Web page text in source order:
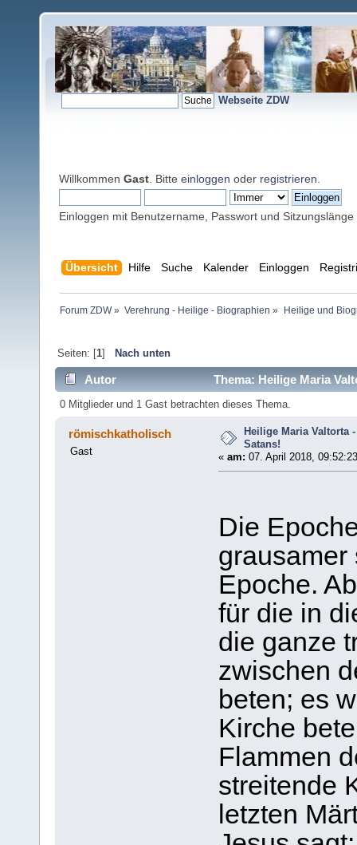
Webseite ZDW
Willkommen Gast . Bitte einloggen oder registrieren
Einloggen mit Benutzername, Passwort und Sitzungslänge
Übersicht Hilfe Suche Kalender Einloggen
Forum ZDW» Verehrung - Heilige - Biographien » Heilige und
Seiten: [1] Nach unten
Autor Thema: Heilige Maria
0 Mitglieder und 1 Gast betrachten dieses Thema.
römischkatholisch
Gast
Heilige Maria Valtorta
Satans!
« am: 07. April 2018,
Die
grausamer
Epoche.
für die in
die ganze
zwischen
beten; es
Kirche
Flammen
streitende
letzten